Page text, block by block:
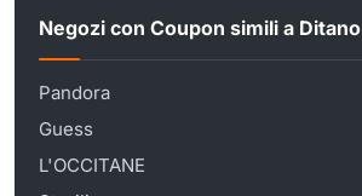
Negozi con Coupon simili a Ditano
Pandora
Guess
L'OCCITANE